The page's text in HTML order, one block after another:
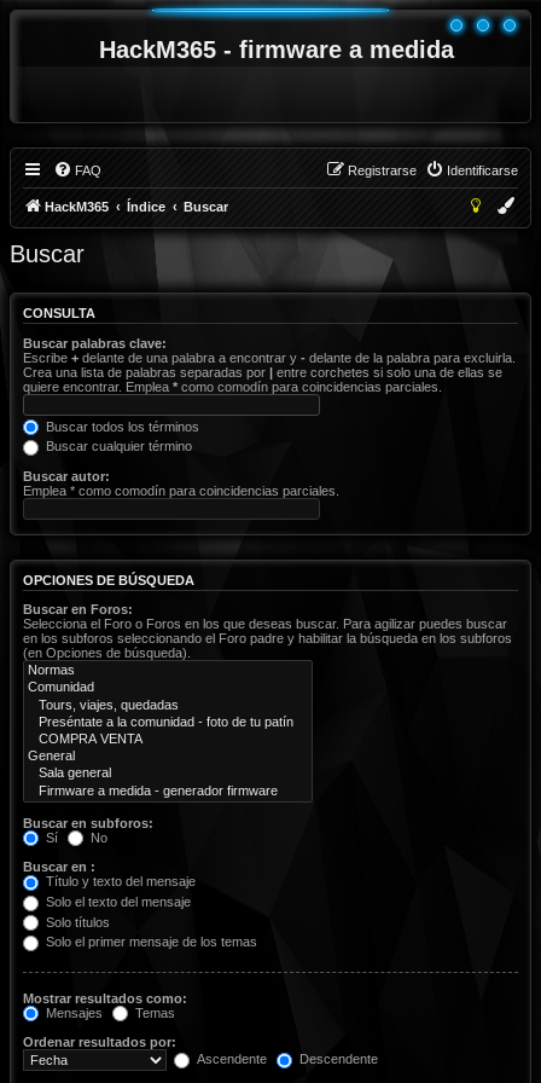
HackM365 - firmware a medida
FAQ Identificarse
Registrarse
HackM365 Índice Buscar
Buscar
CONSULTA
Buscar palabras clave:
Escribe + delante de una palabra a encontrar y - delante de la palabra para excluirla.
Crea una lista de palabras separadas por | entre corchetes si solo una de ellas se
quiere encontrar. Emplea * como comodín para coincidencias parciales.
Buscar todos los términos
Buscar cualquier término
Buscar autor:
Emplea * como comodín para coincidencias parciales.
OPCIONES DE BÚSQUEDA
Buscar en Foros:
Selecciona el Foro o Foros en los que deseas buscar. Para agilizar puedes buscar
en los subforos seleccionando el Foro padre y habilitar la búsqueda en los subforos
(en Opciones de búsqueda).
Buscar en subforos:
Sí
No
Buscar en :
Título y texto del mensaje
Solo el texto del mensaje
Solo títulos
Solo el primer mensaje de los temas
Mostrar resultados como:
Mensajes
Temas
Ordenar resultados por:
Ascendente
Descendente